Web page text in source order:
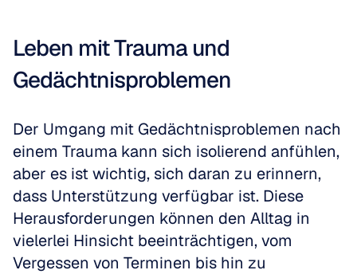
Leben mit Trauma und
Gedächtnisproblemen
Der Umgang mit Gedächtnisproblemen nach
einem Trauma kann sich isolierend anfühlen,
aber es ist wichtig, sich daran zu erinnern,
dass Unterstützung verfügbar ist. Diese
Herausforderungen können den Alltag in
vielerlei Hinsicht beeinträchtigen, vom
Vergessen von Terminen bis hin zu